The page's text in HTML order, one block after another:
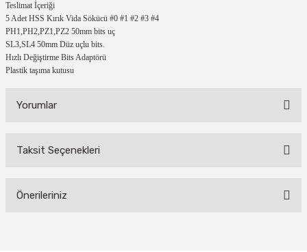
Teslimat İçeriği
5 Adet HSS Kırık Vida Sökücü #0 #1 #2 #3 #4
PH1,PH2,PZ1,PZ2 50mm bits uç
SL3,SL4 50mm Düz uçlu bits.
Hızlı Değiştirme Bits Adaptörü
Plastik taşıma kutusu
Yorumlar
Taksit Seçenekleri
Önerileriniz